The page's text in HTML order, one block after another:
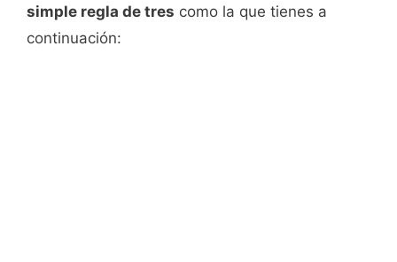
simple regla de tres como la que tienes a
continuación: